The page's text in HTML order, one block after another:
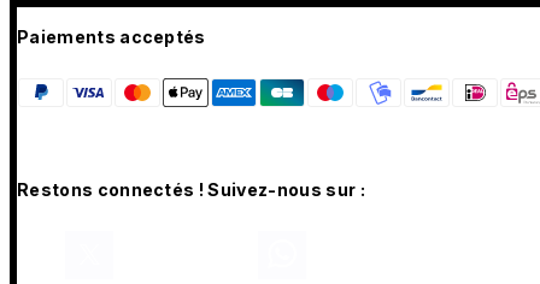
Paiements acceptés
Restons connectés ! Suivez-nous sur :